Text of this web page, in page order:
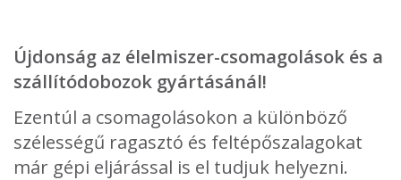
Újdonság az élelmiszer-csomagolások és a
szállítódobozok gyártásánál!
Ezentúl a csomagolásokon a különböző
szélességű ragasztó és feltépőszalagokat
már gépi eljárással is el tudjuk helyezni.